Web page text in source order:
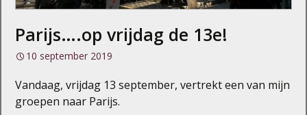
Parijs….op vrijdag de 13e!
10 september 2019
Vandaag, vrijdag 13 september, vertrekt een van mijn
groepen naar Parijs.